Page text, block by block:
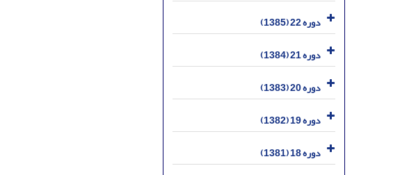
دوره 22 (1385)
دوره 21 (1384)
دوره 20 (1383)
دوره 19 (1382)
دوره 18 (1381)